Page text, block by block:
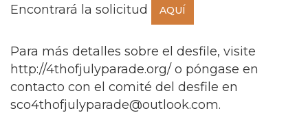
Encontrará la solicitud AQUÍ
Para más detalles sobre el desfile, visite
http://4thofjulyparade.org/ o póngase en
contacto con el comité del desfile en
sco4thofjulyparade@outlook.com.